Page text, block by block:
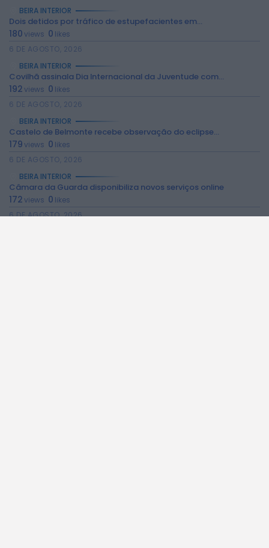
2026 Rádio Caria. Todos os direitos
BEIRA INTERIOR
Dois detidos por tráfico de estupefacientes em...
180views 0 likes
6 DE AGOSTO, 2026
BEIRA INTERIOR
Covilhã assinala Dia Internacional da Juventude com...
192views 0 likes
6 DE AGOSTO, 2026
BEIRA INTERIOR
Castelo de Belmonte recebe observação do eclipse...
179views 0 likes
6 DE AGOSTO, 2026
BEIRA INTERIOR
Câmara da Guarda disponibiliza novos serviços online
172views 0 likes
6 DE AGOSTO, 2026